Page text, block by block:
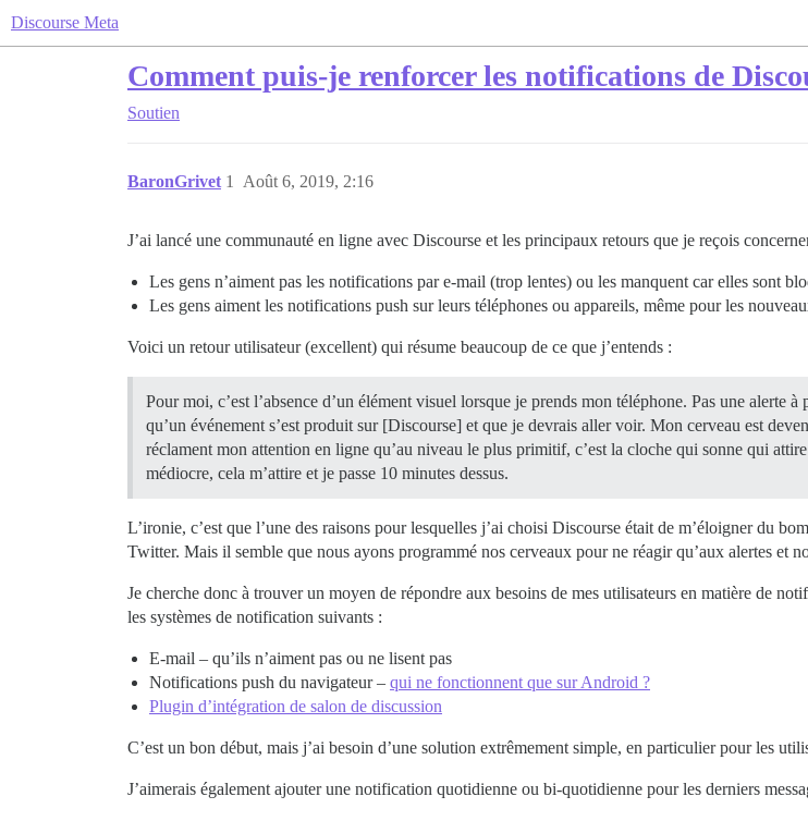
Discourse Meta
Comment puis-je renforcer les notifications de
Soutien
BaronGrivet Août 6, 2019, 2:16
1
J’ai lancé une communauté en ligne avec Discourse et les principaux retours que je reçois
Les gens n’aiment pas les notifications par e-mail (trop lentes) ou les manquent car elles sont
Les gens aiment les notifications push sur leurs téléphones ou appareils, même pour les
Voici un retour utilisateur (excellent) qui résume beaucoup de ce que j’entends :
Pour moi, c’est l’absence d’un élément visuel lorsque je prends mon téléphone. Pas une alerte
qu’un événement s’est produit sur [Discourse] et que je devrais aller voir. Mon cerveau est
réclament mon attention en ligne qu’au niveau le plus primitif, c’est la cloche qui sonne qui
médiocre, cela m’attire et je passe 10 minutes dessus.
L’ironie, c’est que l’une des raisons pour lesquelles j’ai choisi Discourse était de m’éloigner du
Twitter. Mais il semble que nous ayons programmé nos cerveaux pour ne réagir qu’aux alertes et
Je cherche donc à trouver un moyen de répondre aux besoins de mes utilisateurs en matière de
les systèmes de notification suivants :
E-mail – qu’ils n’aiment pas ou ne lisent pas
Notifications push du navigateur – qui ne fonctionnent que sur Android ?
Plugin d’intégration de salon de discussion
C’est un bon début, mais j’ai besoin d’une solution extrêmement simple, en particulier pour les
J’aimerais également ajouter une notification quotidienne ou bi-quotidienne pour les derniers